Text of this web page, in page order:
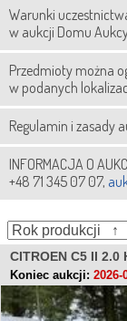
Warunki
w aukcji Domu
Przedmioty można
w podanych
Regulamin i zasady
INFORMACJA O
+48 71 345 07 07,
CITROEN C5 II
Koniec aukcji: 2026-